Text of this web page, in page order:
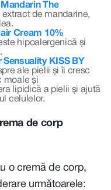
The
de mandarine,
Cream 10%
hipoalergenică și
KISS BY
ale pielii și îi cresc
moale și
lipidică a pielii și ajută
celulelor.
de corp
o cremă de corp,
următoarele: